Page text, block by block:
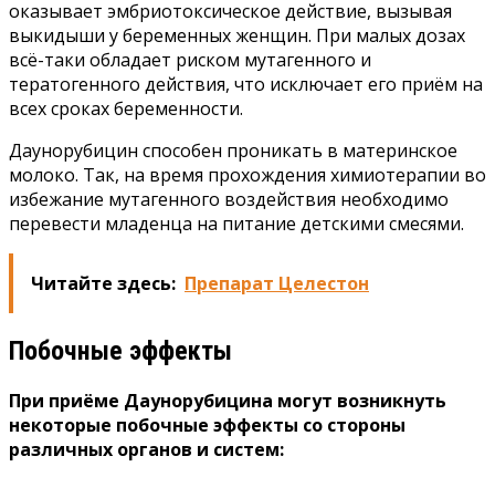
оказывает эмбриотоксическое действие, вызывая
выкидыши у беременных женщин. При малых дозах
всё-таки обладает риском мутагенного и
тератогенного действия, что исключает его приём на
всех сроках беременности.
Даунорубицин способен проникать в материнское
молоко. Так, на время прохождения химиотерапии во
избежание мутагенного воздействия необходимо
перевести младенца на питание детскими смесями.
Читайте здесь: Препарат Целестон
Побочные эффекты
При приёме Даунорубицина могут возникнуть
некоторые побочные эффекты со стороны
различных органов и систем: